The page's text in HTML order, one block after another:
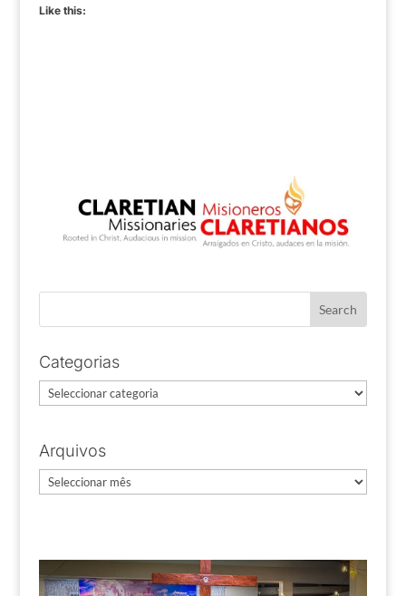
Like this:
Categorias
Categorias
Arquivos
Arquivos